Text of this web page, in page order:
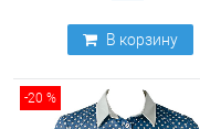
В корзину
-20 %